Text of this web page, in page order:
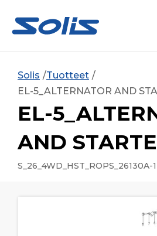
Solis
Tuotteet
EL-5_ALTERNATOR AND
EL-
AND
S_26_4WD_HST_ROPS_26130A-